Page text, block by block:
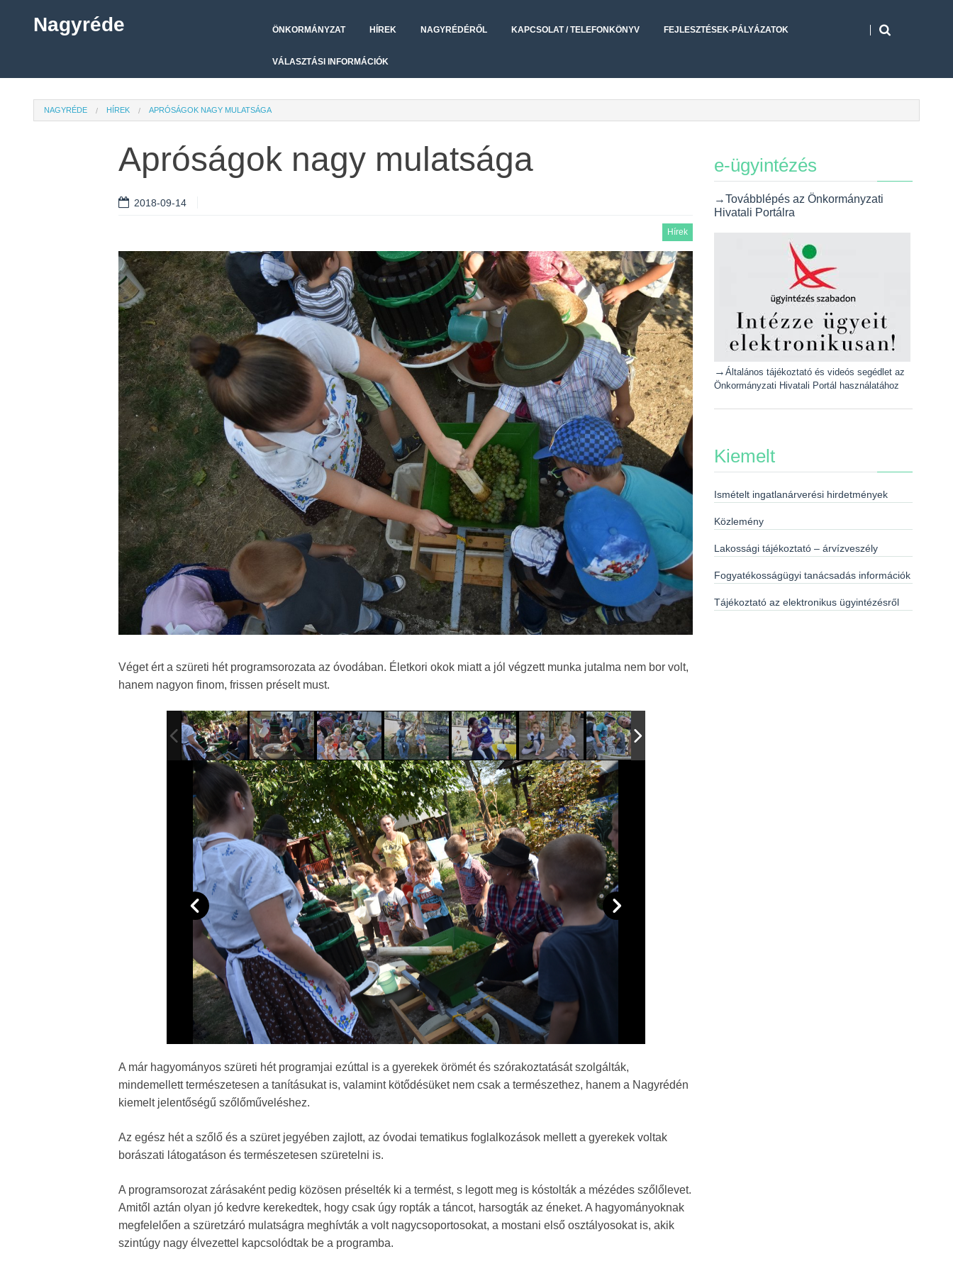
Nagyréde ÖNKORMÁNYZAT HÍREK NAGYRÉDÉRŐL KAPCSOLAT / TELEFONKÖNYV FEJLESZTÉSEK-PÁLYÁZATOK
VÁLASZTÁSI INFORMÁCIÓK
NAGYRÉDE HÍREK APRÓSÁGOK NAGY MULATSÁGA
Apróságok nagy mulatsága
2018-09-14
Hírek
Véget ért a szüreti hét programsorozata az óvodában. Életkori okok miatt a jól végzett munka jutalma nem bor volt,
hanem nagyon finom, frissen préselt must.
A már hagyományos szüreti hét programjai ezúttal is a gyerekek örömét és szórakoztatását szolgálták,
mindemellett természetesen a tanításukat is, valamint kötődésüket nem csak a természethez, hanem a Nagyrédén
kiemelt jelentőségű szőlőműveléshez.
Az egész hét a szőlő és a szüret jegyében zajlott, az óvodai tematikus foglalkozások mellett a gyerekek voltak
borászati látogatáson és természetesen szüretelni is.
A programsorozat zárásaként pedig közösen préselték ki a termést, s legott meg is kóstolták a mézédes szőlőlevet.
Amitől aztán olyan jó kedvre kerekedtek, hogy csak úgy ropták a táncot, harsogták az éneket. A hagyományoknak
megfelelően a szüretzáró mulatságra meghívták a volt nagycsoportosokat, a mostani első osztályosokat is, akik
szintúgy nagy élvezettel kapcsolódtak be a programba.
e-ügyintézés
→Továbblépés az Önkormányzati
Hivatali Portálra
→ Általános tájékoztató és videós segédlet az
Önkormányzati Hivatali Portál használatához
Kiemelt
Ismételt ingatlanárverési hirdetmények
Közlemény
Lakossági tájékoztató – árvízveszély
Fogyatékosságügyi tanácsadás információk
Tájékoztató az elektronikus ügyintézésről